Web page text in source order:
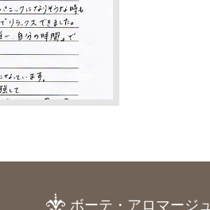
ボーテ・アロマージュ